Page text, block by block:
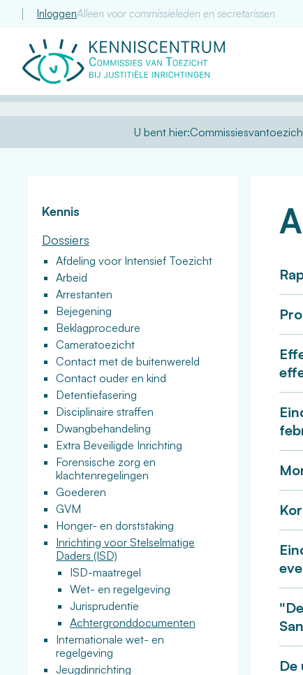
Commissie
InloggenAlleen voor commissieleden en secretarissen
U bent hier:
De
Kennis
Dossiers
Afdeling voor Intensief Toezicht
Arbeid
Arrestanten
Bejegening
Beklagprocedure
Cameratoezicht
Contact met de buitenwereld
Contact ouder en kind
Detentiefasering
Disciplinaire straffen
Dwangbehandeling
Extra Beveiligde Inrichting
Forensische zorg en
klachtenregelingen
Goederen
GVM
Honger- en dorststaking
Inrichting voor Stelselmatige
Daders (ISD)
ISD-maatregel
Wet- en regelgeving
Jurisprudentie
Achtergronddocumenten
Internationale wet- en
regelgeving
Jeugdinrichting